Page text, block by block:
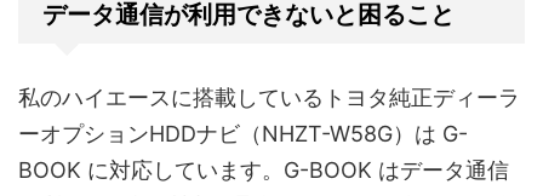
データ通信が利用できないと困ること
私のハイエースに搭載しているトヨタ純正ディーラ
ーオプションHDDナビ（NHZT-W58G）は G-
BOOK に対応しています。G-BOOK はデータ通信